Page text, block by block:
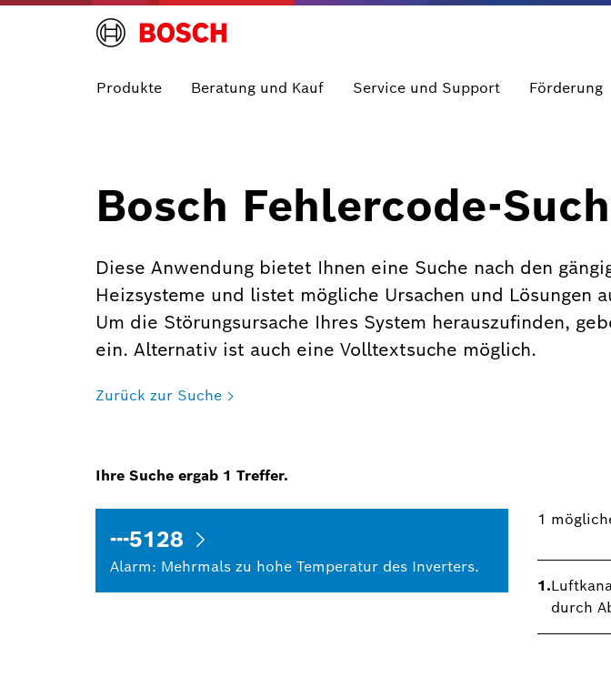
Produkte Beratung und Kauf Service und Support Förderung
Bosch Fehlercode-
Diese Anwendung bietet Ihnen eine Suche nach den
Heizsysteme und listet mögliche Ursachen und Lösungen
Um die Störungsursache Ihres System herauszufinden,
ein. Alternativ ist auch eine Volltextsuche möglich.
Zurück zur Suche
Ihre Suche ergab 1 Treffer.
---5128
Alarm: Mehrmals zu hohe Temperatur des Inverters.
1
1.
durch